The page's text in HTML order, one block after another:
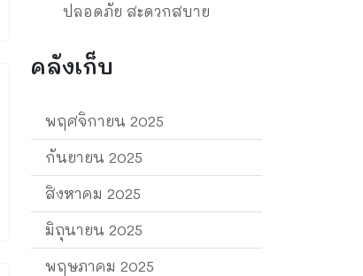
ปลอดภัย สะดวกสบาย
คลังเก็บ
พฤศจิกายน 2025
กันยายน 2025
สิงหาคม 2025
มิถุนายน 2025
พฤษภาคม 2025